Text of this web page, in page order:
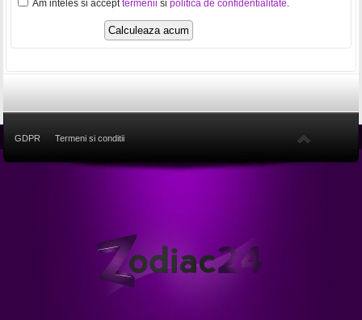
Am inteles si accepttermenii si politica de confidentialitate.
GDPR Termeni si conditii